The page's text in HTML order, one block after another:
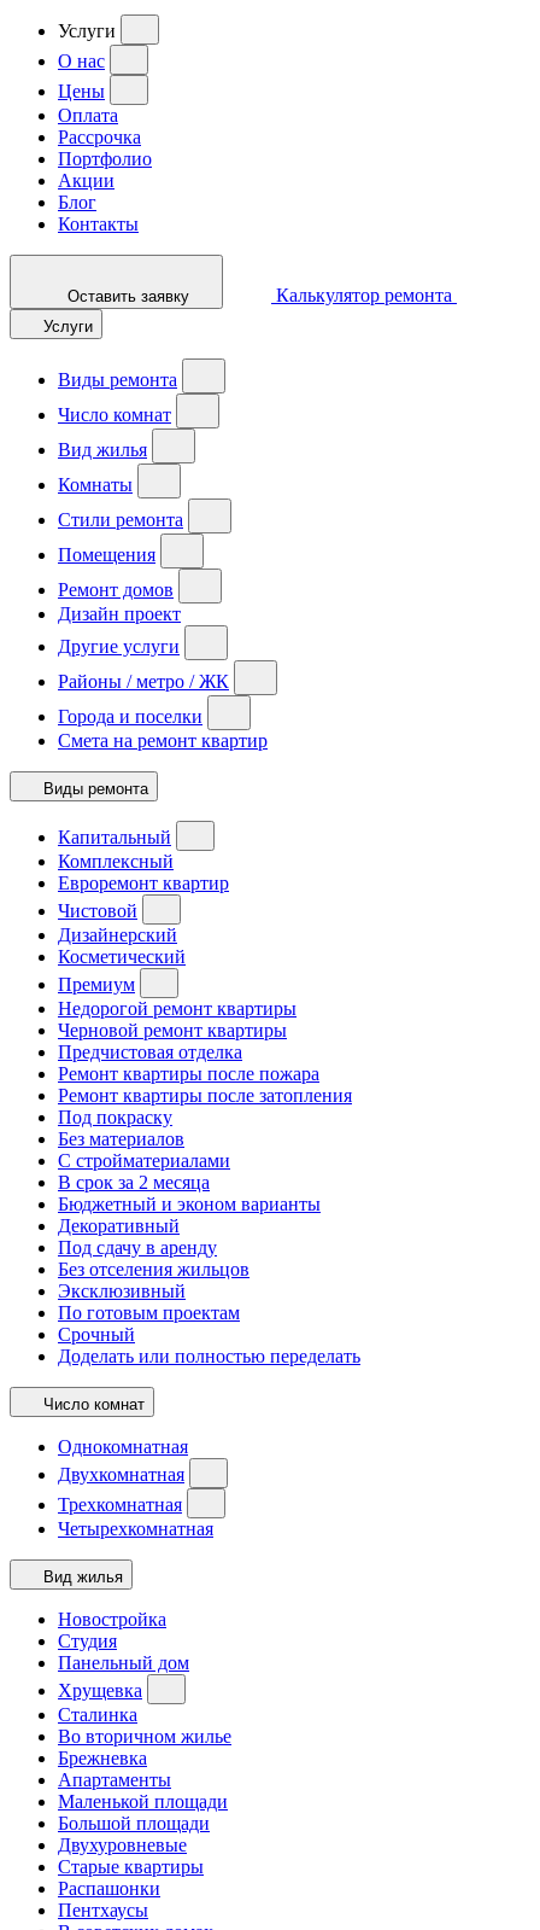
Услуги
О нас
Цены
Оплата
Рассрочка
Портфолио
Акции
Блог
Контакты
Оставить заявку Калькулятор ремонта
Услуги
Виды ремонта
Число комнат
Вид жилья
Комнаты
Стили ремонта
Помещения
Ремонт домов
Дизайн проект
Другие услуги
Районы / метро / ЖК
Города и поселки
Смета на ремонт квартир
Виды ремонта
Капитальный
Комплексный
Евроремонт квартир
Чистовой
Дизайнерский
Косметический
Премиум
Недорогой ремонт квартиры
Черновой ремонт квартиры
Предчистовая отделка
Ремонт квартиры после пожара
Ремонт квартиры после затопления
Под покраску
Без материалов
С стройматериалами
В срок за 2 месяца
Бюджетный и эконом варианты
Декоративный
Под сдачу в аренду
Без отселения жильцов
Эксклюзивный
По готовым проектам
Срочный
Доделать или полностью переделать
Число комнат
Однокомнатная
Двухкомнатная
Трехкомнатная
Четырехкомнатная
Вид жилья
Новостройка
Студия
Панельный дом
Хрущевка
Сталинка
Во вторичном жилье
Брежневка
Апартаменты
Маленькой площади
Большой площади
Двухуровневые
Старые квартиры
Распашонки
Пентхаусы